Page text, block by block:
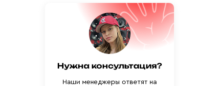
Нужна консультация?
Наши менеджеры ответят на